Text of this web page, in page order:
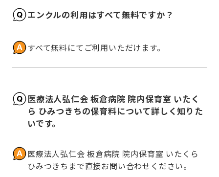
エンクルの利用はすべて無料ですか？
すべて無料にてご利用いただけます。
医療法人弘仁会 板倉病院 院内保育室 いたく
ら ひみつきちの保育料について詳しく知りた
いです。
医療法人弘仁会 板倉病院 院内保育室 いたくら
ひみつきちまで直接お問い合わせください。